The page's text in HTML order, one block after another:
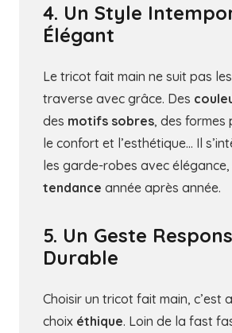
4. Un Style
Élégant
Le tricot fait main ne suit pas
traverse avec grâce. Des
des motifs sobres, des formes
le confort et l’esthétique… Il
les garde-robes avec
tendance année après année.
5. Un Geste
Durable
Choisir un tricot fait main, c’est
choix éthique. Loin de la fast